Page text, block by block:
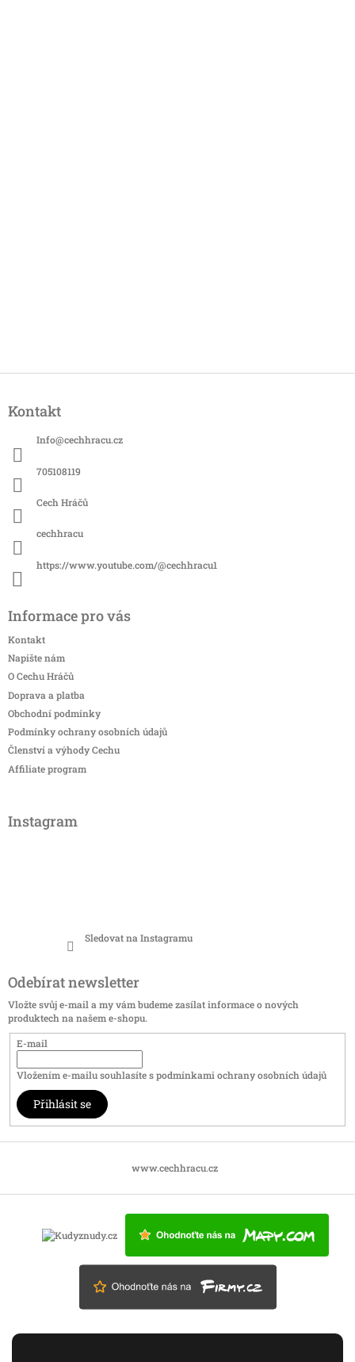
pKontakt
Info@cechhracu.cz
705108119
Cech Hráčů
cechhracu
https://www.youtube.com/@cechhracu1
Informace pro vás
Kontakt
Napište nám
O Cechu Hráčů
Doprava a platba
Obchodní podmínky
Podmínky ochrany osobních údajů
Členství a výhody Cechu
Affiliate program
Instagram
Sledovat na Instagramu
Odebírat newsletter
Vložte svůj e-mail a my vám budeme zasílat informace o nových
produktech na našem e-shopu.
E-mail
Vložením e-mailu souhlasíte spodmínkami ochrany osobních údajů
Přihlásit se
www.cechhracu.cz